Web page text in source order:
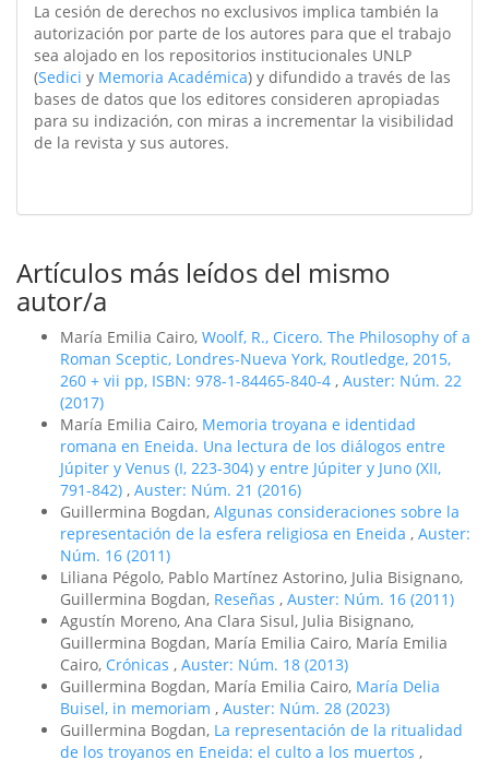
La cesión de derechos no exclusivos implica también la
autorización por parte de los autores para que el trabajo
sea alojado en los repositorios institucionales UNLP
(Sedici y Memoria Académica) y difundido a través de las
bases de datos que los editores consideren apropiadas
para su indización, con miras a incrementar la visibilidad
de la revista y sus autores.
Artículos más leídos del mismo
autor/a
María Emilia Cairo, Woolf, R., Cicero. The Philosophy of a
Roman Sceptic, Londres-Nueva York, Routledge, 2015,
260 + vii pp, ISBN: 978-1-84465-840-4 , Auster: Núm. 22
(2017)
María Emilia Cairo, Memoria troyana e identidad
romana en Eneida. Una lectura de los diálogos entre
Júpiter y Venus (I, 223-304) y entre Júpiter y Juno (XII,
791-842) , Auster: Núm. 21 (2016)
Guillermina Bogdan, Algunas consideraciones sobre la
representación de la esfera religiosa en Eneida , Auster:
Núm. 16 (2011)
Liliana Pégolo, Pablo Martínez Astorino, Julia Bisignano,
Guillermina Bogdan, Reseñas , Auster: Núm. 16 (2011)
Agustín Moreno, Ana Clara Sisul, Julia Bisignano,
Guillermina Bogdan, María Emilia Cairo, María Emilia
Cairo, Crónicas , Auster: Núm. 18 (2013)
Guillermina Bogdan, María Emilia Cairo, María Delia
Buisel, in memoriam , Auster: Núm. 28 (2023)
Guillermina Bogdan, La representación de la ritualidad
de los troyanos en Eneida: el culto a los muertos ,